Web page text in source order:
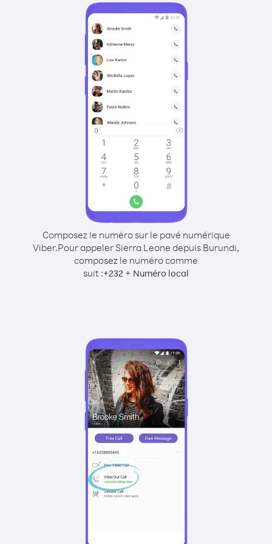
Composez le numéro sur le pavé numérique
Viber.Pour appeler Sierra Leone depuis Burundi,
composez le numéro comme
suit :+232 + Numéro local